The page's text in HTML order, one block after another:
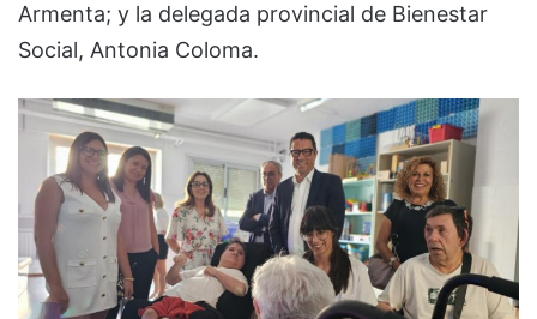
Armenta; y la delegada provincial de Bienestar
Social, Antonia Coloma.